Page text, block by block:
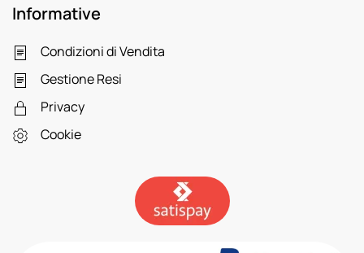
Informative
Condizioni di Vendita
Gestione Resi
Privacy
Cookie